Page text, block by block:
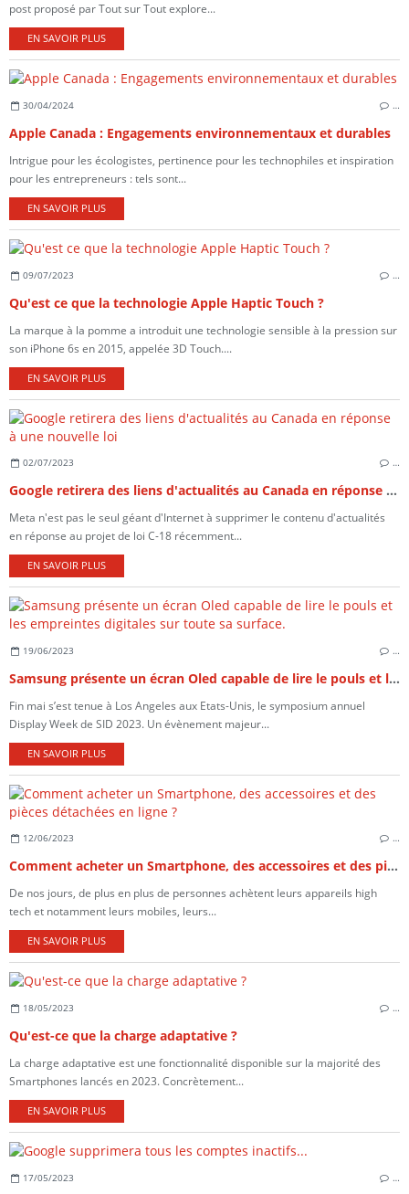
post proposé par Tout sur Tout explore...
EN SAVOIR PLUS
30/04/2024 …
Apple Canada : Engagements environnementaux et durables
Intrigue pour les écologistes, pertinence pour les technophiles et inspiration
pour les entrepreneurs : tels sont...
EN SAVOIR PLUS
09/07/2023 …
Qu'est ce que la technologie Apple Haptic Touch ?
La marque à la pomme a introduit une technologie sensible à la pression sur
son iPhone 6s en 2015, appelée 3D Touch....
EN SAVOIR PLUS
02/07/2023 …
Google retirera des liens d'actualités au Canada en réponse à une nouvelle loi
Meta n'est pas le seul géant d'Internet à supprimer le contenu d'actualités
en réponse au projet de loi C-18 récemment...
EN SAVOIR PLUS
19/06/2023 …
Samsung présente un écran Oled capable de lire le pouls et les empreintes digitales sur toute sa surface.
Fin mai s’est tenue à Los Angeles aux Etats-Unis, le symposium annuel
Display Week de SID 2023. Un évènement majeur...
EN SAVOIR PLUS
12/06/2023 …
Comment acheter un Smartphone, des accessoires et des pièces détachées en ligne ?
De nos jours, de plus en plus de personnes achètent leurs appareils high
tech et notamment leurs mobiles, leurs...
EN SAVOIR PLUS
18/05/2023 …
Qu'est-ce que la charge adaptative ?
La charge adaptative est une fonctionnalité disponible sur la majorité des
Smartphones lancés en 2023. Concrètement...
EN SAVOIR PLUS
17/05/2023 …